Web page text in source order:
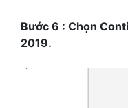
Bước 6 : Chọn
2019.